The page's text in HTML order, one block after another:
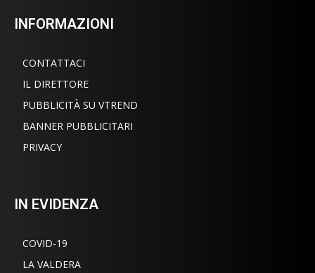
INFORMAZIONI
CONTATTACI
IL DIRETTORE
PUBBLICITÀ SU VTREND
BANNER PUBBLICITARI
PRIVACY
IN EVIDENZA
COVID-19
LA VALDERA